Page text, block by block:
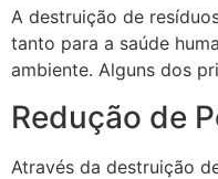
A destruição de
tanto para a saúde
ambiente. Alguns dos
Redução de
Através da destruição